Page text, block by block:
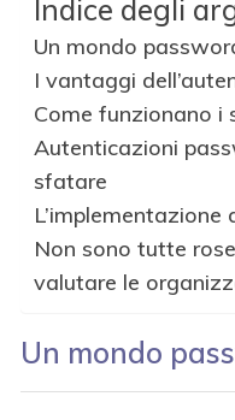
Indice degli
Un mondo
I vantaggi
Come funzionano i
Autenticazioni
sfatare
Non sono tutte
valutare le
Un mondo